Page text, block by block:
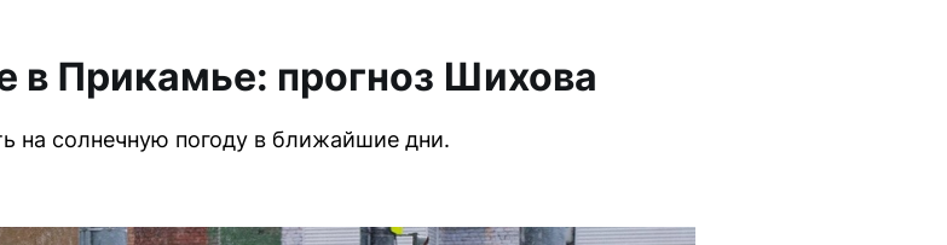
Прикамье: прогноз Шихова
на солнечную погоду в ближайшие дни.